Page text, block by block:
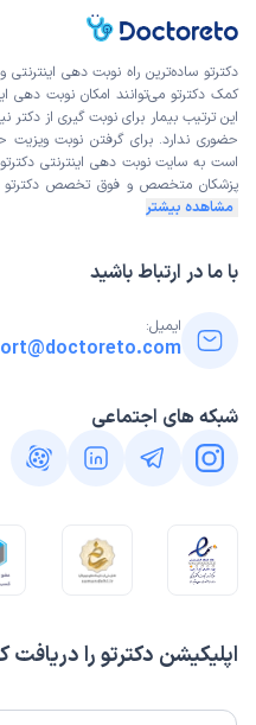
اپلیکیشن دکترتو را دریافت
دکترتو ساده‌ترین راه نوبت‌ دهی
کمک دکترتو می‌توانند امکان نوبت دهی
این ترتیب بیمار برای نوبت گیری از
حضوری ندارد. برای گرفتن نوبت ویزیت
است به سایت نوبت دهی اینترنتی
پزشکان متخصص و فوق تخصص
مشاهده بیشتر
با ما در ارتباط باشید
ایمیل:
شبکه های اجتماعی